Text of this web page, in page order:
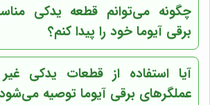
چگونه می‌توانم قطعه یدکی
برقی آیوما خود را پیدا کنم؟
آیا استفاده از قطعات یدکی غیر
عملگرهای برقی آیوما توصیه